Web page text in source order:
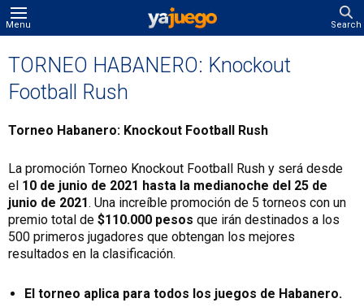
Menu Search
TORNEO HABANERO: Knockout
Football Rush
Torneo Habanero: Knockout Football Rush
La promoción Torneo Knockout Football Rush y será desde
el 10 de junio de 2021 hasta la medianoche del 25 de
junio de 2021. Una increíble promoción de 5 torneos con un
premio total de $110.000 pesos que irán destinados a los
500 primeros jugadores que obtengan los mejores
resultados en la clasificación.
El torneo aplica para todos los juegos de Habanero.